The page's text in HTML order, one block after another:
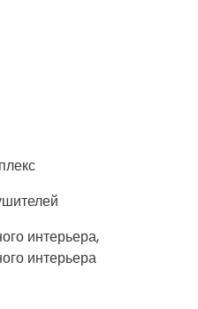
интерьера,
интерьера